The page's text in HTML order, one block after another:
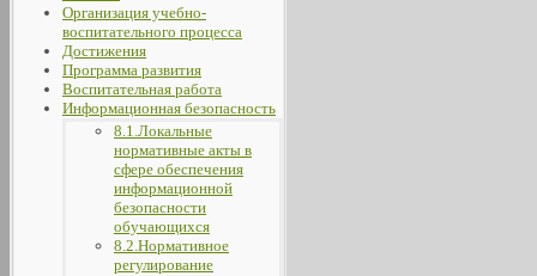
Организация учебно-
воспитательного процесса
Достижения
Программа развития
Воспитательная работа
Информационная безопасность
8.1.Локальные
нормативные акты в
сфере обеспечения
информационной
безопасности
обучающихся
8.2.Нормативное
регулирование